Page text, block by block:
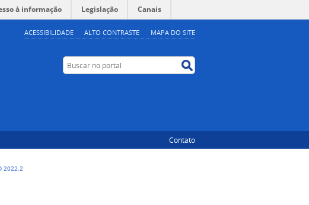
ACESSIBILIDADE ALTO CONTRASTE MAPA DO SITE
à informação Legislação Canais
Buscar no portal
Contato
2022.2